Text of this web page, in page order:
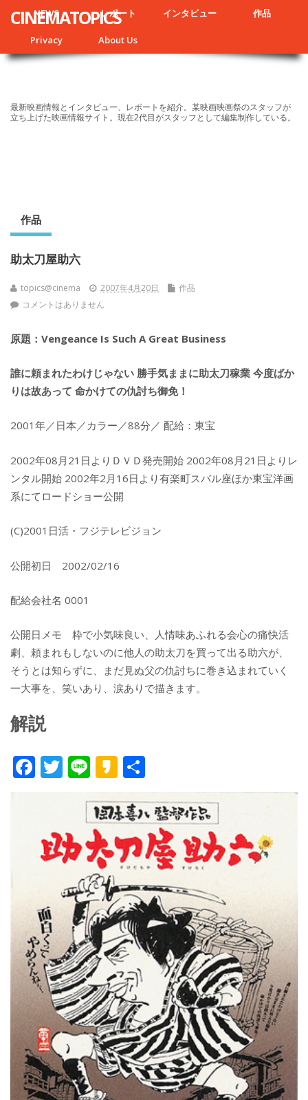
NEWS レポート インタビュー 作品
Privacy About Us
CINEMATOPICS
最新映画情報とインタビュー、レポートを紹介。某映画映画祭のスタッフが
立ち上げた映画情報サイト。現在2代目がスタッフとして編集制作している。
作品
助太刀屋助六
topics@cinema 2007年4月20日
作品
コメントはありません
原題：Vengeance Is Such A Great Business
誰に頼まれたわけじゃない 勝手気ままに助太刀稼業 今度ばか
りは故あって 命かけての仇討ち御免！
2001年／日本／カラー／88分／ 配給：東宝
2002年08月21日よりＤＶＤ発売開始 2002年08月21日よりレ
ンタル開始 2002年2月16日より有楽町スバル座ほか東宝洋画
系にてロードショー公開
(C)2001日活・フジテレビジョン
公開初日 2002/02/16
配給会社名 0001
公開日メモ 粋で小気味良い、人情味あふれる会心の痛快活
劇、頼まれもしないのに他人の助太刀を買って出る助六が、
そうとは知らずに、まだ見ぬ父の仇討ちに巻き込まれていく
一大事を、笑いあり、涙ありで描きます。
解説
F
b
o
k
T
er
Li
e
K
a
k
a
o
有